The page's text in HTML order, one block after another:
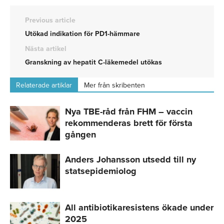
Previous article
Utökad indikation för PD1-hämmare
Nästa artikel
Granskning av hepatit C-läkemedel utökas
Relaterade artiklar Mer från skribenten
Nya TBE-råd från FHM – vaccin
rekommenderas brett för första
gången
Anders Johansson utsedd till ny
statsepidemiolog
All antibiotikaresistens ökade under
2025